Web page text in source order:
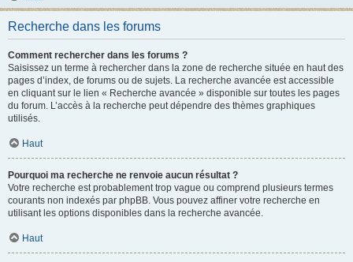
Recherche dans les forums
Comment rechercher dans les forums ?
Saisissez un terme à rechercher dans la zone de recherche située en haut des
pages d’index, de forums ou de sujets. La recherche avancée est accessible
en cliquant sur le lien « Recherche avancée » disponible sur toutes les pages
du forum. L’accès à la recherche peut dépendre des thèmes graphiques
utilisés.
Haut
Pourquoi ma recherche ne renvoie aucun résultat ?
Votre recherche est probablement trop vague ou comprend plusieurs termes
courants non indexés par phpBB. Vous pouvez affiner votre recherche en
utilisant les options disponibles dans la recherche avancée.
Haut